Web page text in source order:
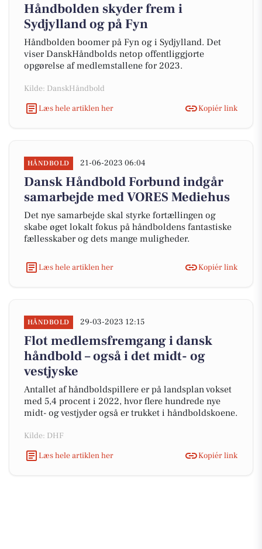
Håndbolden skyder frem i
Sydjylland og på Fyn
Håndbolden boomer på Fyn og i Sydjylland. Det
viser DanskHåndbolds netop offentliggjorte
opgørelse af medlemstallene for 2023.
Kilde: DanskHåndbold
Læs hele artiklen her
Kopiér link
HÅNDBOLD 21-06-2023 06:04
Dansk Håndbold Forbund indgår
samarbejde med VORES Mediehus
Det nye samarbejde skal styrke fortællingen og
skabe øget lokalt fokus på håndboldens fantastiske
fællesskaber og dets mange muligheder.
Læs hele artiklen her Kopiér link
HÅNDBOLD 29-03-2023 12:15
Flot medlemsfremgang i dansk
håndbold – også i det midt- og
vestjyske
Antallet af håndboldspillere er på landsplan vokset
med 5,4 procent i 2022, hvor flere hundrede nye
midt- og vestjyder også er trukket i håndboldskoene.
Kilde: DHF
Læs hele artiklen her
Kopiér link